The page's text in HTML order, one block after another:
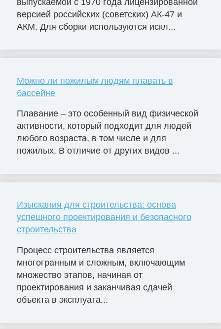
версией российских (советских) АК-47 и
АКМ. Для сборки используются искл...
Можно ли пожилым людям плавать в
бассейне
Плавание – это особенный вид физической
активности, который подходит для людей
любого возраста, в том числе и для
пожилых. В отличие от других видов ...
Изыскания для строительства: основа
успешного проектирования и безопасного
строительства
Процесс строительства является
многогранным и сложным, включающим
множество этапов, начиная от
проектирования и заканчивая сдачей
объекта в эксплуата...